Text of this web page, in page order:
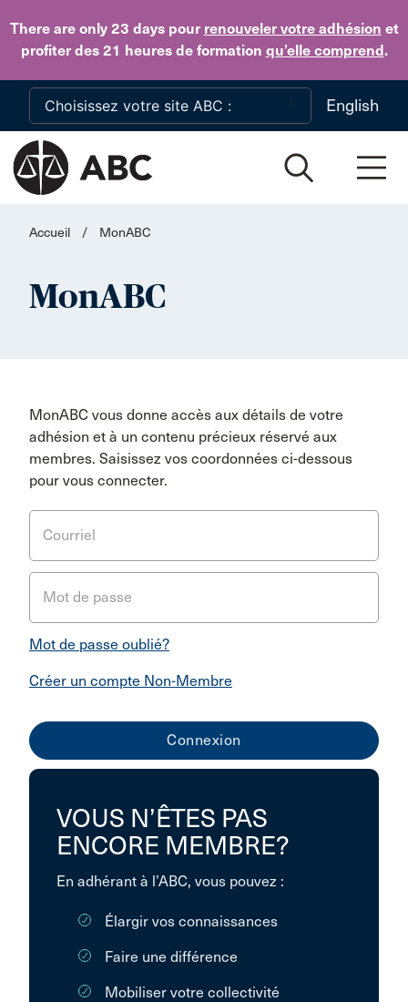
There are only 23 dayspour renouveler votre adhésion et
profiter des 21 heures de formation qu’elle comprend.
Skip to main content
English
Accueil / MonABC
MonABC
MonABC vous donne accès aux détails de votre
adhésion et à un contenu précieux réservé aux
membres. Saisissez vos coordonnées ci-dessous
pour vous connecter.
Courriel
Mot de passe
Mot de passe oublié?
Créer un compte Non-Membre
VOUS N’ÊTES PAS
ENCORE MEMBRE?
En adhérant à l’ABC, vous pouvez :
Élargir vos connaissances
Faire une différence
Mobiliser votre collectivité